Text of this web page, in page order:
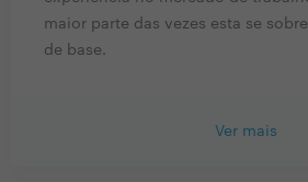
maior parte das vezes esta se
de base.
Ver mais